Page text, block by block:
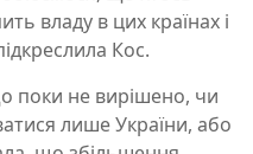
владу в цих країнах і
Кос.
поки не вирішено, чи
лише України, або